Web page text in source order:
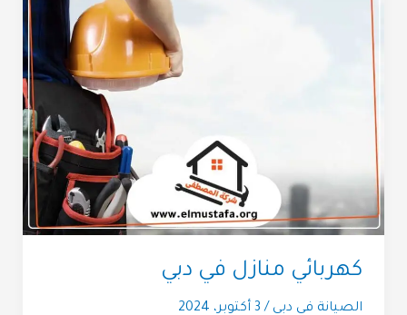
كهربائي منازل في دبي
الصيانة في دبي / 3 أكتوبر، 2024